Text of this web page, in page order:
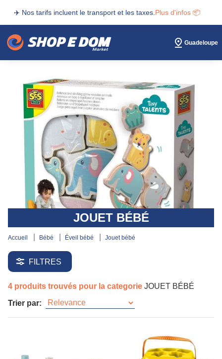
✈️ Nos tarifs incluent le transport et les taxes. Plus d'infos 📦
Guadeloupe
JOUET BÉBÉ
accueil bébé éveil bébé jouet bébé
FILTRES
4 produits trouvés pour la categorie JOUET BÉBÉ
Trier par: